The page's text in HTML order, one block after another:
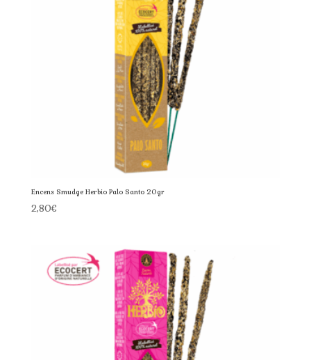
Encens Smudge Herbio Palo Santo 20gr
2,80€